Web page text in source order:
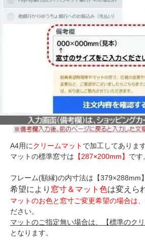
A4用にクリームマット で加工してあります
マットの標準窓寸は 【287×200mm】 です
フレーム(額縁)の内寸法は【379×288mm
希望により 窓寸＆マット色は変えら
マットのお色と窓寸ご変更希望の場合は
ださい。
マットのご指定無い場合は、【標準のク
となります。